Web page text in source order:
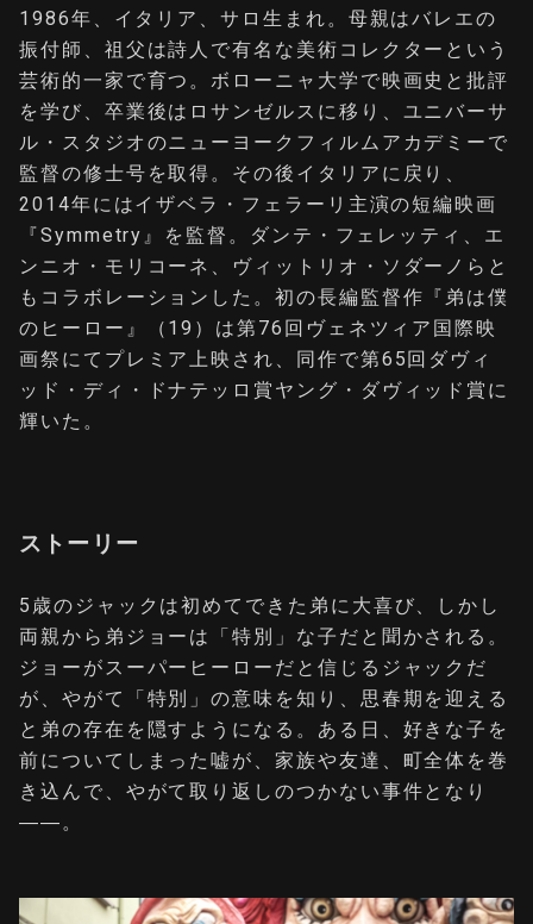
1986年、イタリア、サロ生まれ。母親はバレエの
振付師、祖父は詩人で有名な美術コレクターという
芸術的一家で育つ。ボローニャ大学で映画史と批評
を学び、卒業後はロサンゼルスに移り、ユニバーサ
ル・スタジオのニューヨークフィルムアカデミーで
監督の修士号を取得。その後イタリアに戻り、
2014年にはイザベラ・フェラーリ主演の短編映画
『Symmetry』を監督。ダンテ・フェレッティ、エ
ンニオ・モリコーネ、ヴィットリオ・ソダーノらと
もコラボレーションした。初の長編監督作『弟は僕
のヒーロー』（19）は第76回ヴェネツィア国際映
画祭にてプレミア上映され、同作で第65回ダヴィ
ッド・ディ・ドナテッロ賞ヤング・ダヴィッド賞に
輝いた。
ストーリー
5歳のジャックは初めてできた弟に大喜び、しかし
両親から弟ジョーは「特別」な子だと聞かされる。
ジョーがスーパーヒーローだと信じるジャックだ
が、やがて「特別」の意味を知り、思春期を迎える
と弟の存在を隠すようになる。ある日、好きな子を
前についてしまった嘘が、家族や友達、町全体を巻
き込んで、やがて取り返しのつかない事件となり
――。